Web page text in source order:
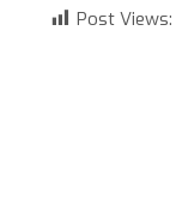
Post Views: